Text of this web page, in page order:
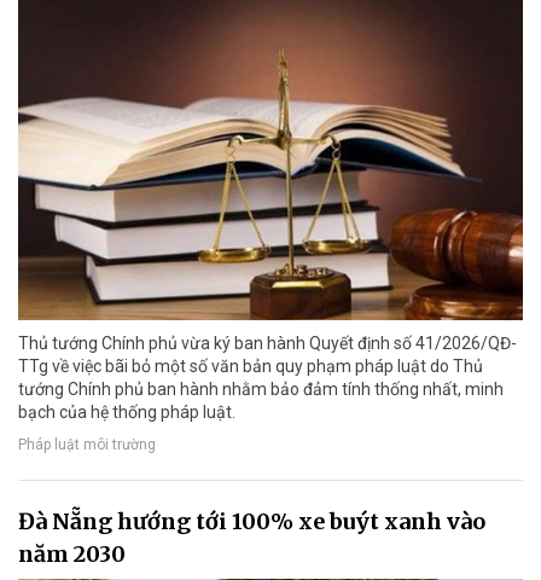
Thủ tướng Chính phủ vừa ký ban hành Quyết định số 41/2026/QĐ-
TTg về việc bãi bỏ một số văn bản quy phạm pháp luật do Thủ
tướng Chính phủ ban hành nhằm bảo đảm tính thống nhất, minh
bạch của hệ thống pháp luật.
Pháp luật môi trường
Đà Nẵng hướng tới 100% xe buýt xanh vào
năm 2030